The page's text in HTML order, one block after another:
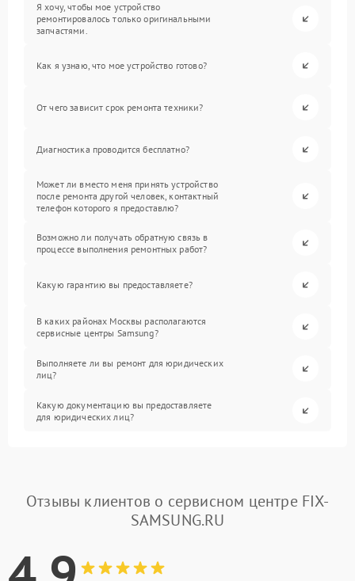
Я хочу, чтобы мое устройство
ремонтировалось только оригинальными
запчастями.
Как я узнаю, что мое устройство готово?
От чего зависит срок ремонта техники?
Диагностика проводится бесплатно?
Может ли вместо меня принять устройство
после ремонта другой человек, контактный
телефон которого я предоставлю?
Возможно ли получать обратную связь в
процессе выполнения ремонтных работ?
Какую гарантию вы предоставляете?
В каких районах Москвы располагаются
сервисные центры Samsung?
Выполняете ли вы ремонт для юридических
лиц?
Какую документацию вы предоставляете
для юридических лиц?
Отзывы клиентов о сервисном центре FIX-
SAMSUNG.RU